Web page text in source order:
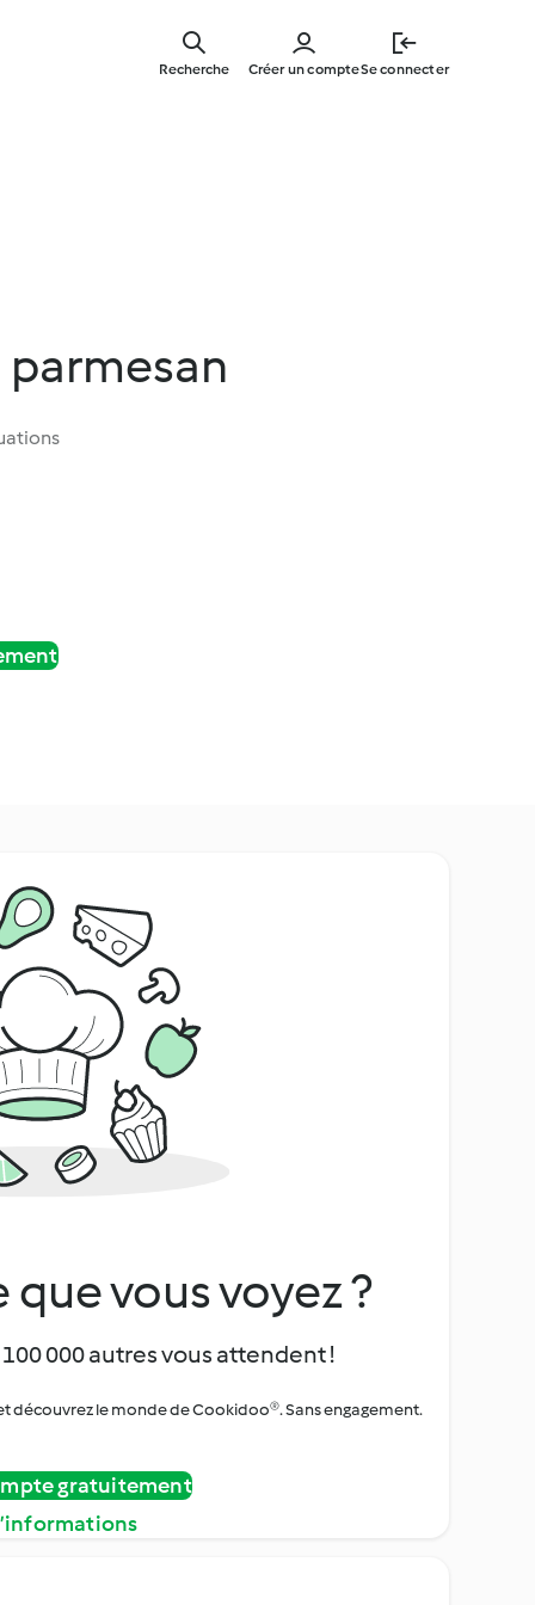
main
Créer un compteSe connecter
Recherche
vous voyez ?
000 autres vous attendent !
découvrez le monde de Cookidoo®. Sans engagement.
gratuitement